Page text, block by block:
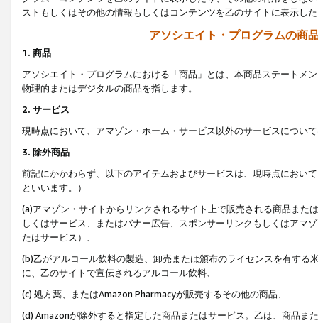
ストもしくはその他の情報もしくはコンテンツを乙のサイトに表示し
アソシエイト・プログラムの商
1. 商品
アソシエイト・プログラムにおける「商品」とは、本商品ステートメ
物理的またはデジタルの商品を指します。
2. サービス
現時点において、アマゾン・ホーム・サービス以外のサービスについ
3. 除外商品
前記にかかわらず、以下のアイテムおよびサービスは、現時点におい
といいます。）
(a)アマゾン・サイトからリンクされるサイト上で販売される商品ま
しくはサービス、またはバナー広告、スポンサーリンクもしくはアマ
たはサービス）、
(b)乙がアルコール飲料の製造、卸売または頒布のライセンスを有す
に、乙のサイトで宣伝されるアルコール飲料、
(c) 処方薬、またはAmazon Pharmacyが販売するその他の商品、
(d) Amazonが除外すると指定した商品またはサービス。乙は、商品ま